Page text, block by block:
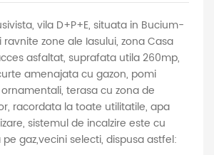
vila D+P+E, situata in Bucium-
zone ale Iasului, zona Casa
asfaltat, suprafata utila 260mp,
amenajata cu gazon, pomi
terasa cu zona de
racordata la toate utilitatile, apa
sistemul de incalzire este cu
gaz,vecini selecti, dispusa astfel: